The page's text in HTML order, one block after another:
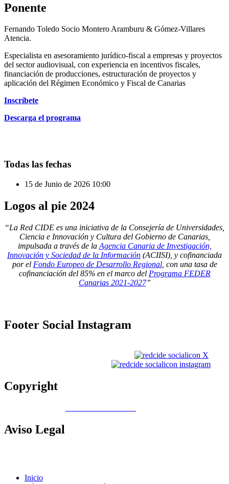
Ponente
Fernando Toledo Socio Montero Aramburu & Gómez-Villares
Atencia.
Especialista en asesoramiento jurídico-fiscal a empresas y proyectos
del sector audiovisual, con experiencia en incentivos fiscales,
financiación de producciones, estructuración de proyectos y
aplicación del Régimen Económico y Fiscal de Canarias
Inscríbete
Descarga el programa
Todas las fechas
15 de Junio de 2026 10:00
Logos al pie 2024
“La Red CIDE es una iniciativa de la Consejería de Universidades,
Ciencia e Innovación y Cultura del Gobierno de Canarias,
impulsada a través de la Agencia Canaria de Investigación,
Innovación y Sociedad de la Información (ACIISI), y cofinanciada
por el Fondo Europeo de Desarrollo Regional, con una tasa de
cofinanciación del 85% en el marco del Programa FEDER
Canarias 2021-2027”
Footer Social Instagram
Copyright
Aviso Legal
Inicio